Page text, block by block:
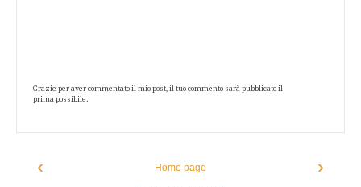
Grazie per aver commentato il mio post, il tuo commento sarà pubblicato il
prima possibile.
‹ ›
Home page